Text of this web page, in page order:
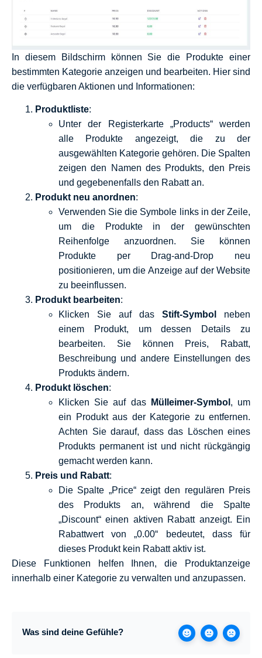
In diesem Bildschirm können Sie die Produkte einer
bestimmten Kategorie anzeigen und bearbeiten. Hier sind
die verfügbaren Aktionen und Informationen:
Produktliste:
Unter der Registerkarte „Products“ werden
alle Produkte angezeigt, die zu der
ausgewählten Kategorie gehören. Die Spalten
zeigen den Namen des Produkts, den Preis
und gegebenenfalls den Rabatt an.
Produkt neu anordnen:
Verwenden Sie die Symbole links in der Zeile,
um die Produkte in der gewünschten
Reihenfolge anzuordnen. Sie können
Produkte per Drag-and-Drop neu
positionieren, um die Anzeige auf der Website
zu beeinflussen.
Produkt bearbeiten:
Klicken Sie auf das Stift-Symbol
neben
einem Produkt, um dessen Details zu
bearbeiten. Sie können Preis, Rabatt,
Beschreibung und andere Einstellungen des
Produkts ändern.
Produkt löschen:
Klicken Sie auf das
Mülleimer-Symbol , um
ein Produkt aus der Kategorie zu entfernen.
Achten Sie darauf, dass das Löschen eines
Produkts permanent ist und nicht rückgängig
gemacht werden kann.
Preis und Rabatt:
Die Spalte „Price“ zeigt den regulären Preis
des Produkts an, während die Spalte
„Discount“ einen aktiven Rabatt anzeigt. Ein
Rabattwert von „0.00“ bedeutet, dass für
dieses Produkt kein Rabatt aktiv ist.
Diese Funktionen helfen Ihnen, die Produktanzeige
innerhalb einer Kategorie zu verwalten und anzupassen.
Was sind deine Gefühle?